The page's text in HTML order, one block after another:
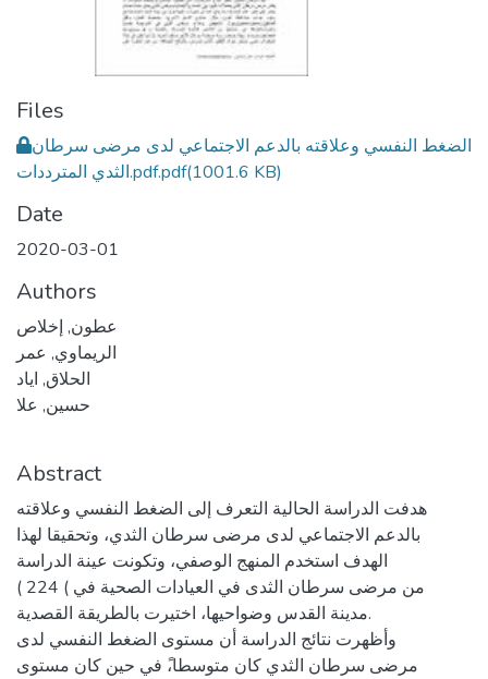
Files
الضغط النفسي وعلاقته بالدعم الاجتماعي لدى مرضى سرطان
الثدي المترددات.pdf.pdf(1001.6 KB)
Date
2020-03-01
Authors
عطون, إخلاص
الريماوي, عمر
الحلاق, اياد
حسين, علا
Abstract
هدفت الدراسة الحالية التعرف إلى الضغط النفسي وعلاقته
بالدعم الاجتماعي لدى مرضى سرطان الثدي، وتحقيقا لهذا
الهدف استخدم المنهج الوصفي، وتكونت عينة الدراسة
( 224 ( من مرضى سرطان الثدى في العيادات الصحية في
مدينة القدس وضواحيها، اختيرت بالطريقة القصدية.
وأظهرت نتائج الدراسة أن مستوى الضغط النفسي لدى
مرضى سرطان الثدي كان متوسطا،ً في حين كان مستوى